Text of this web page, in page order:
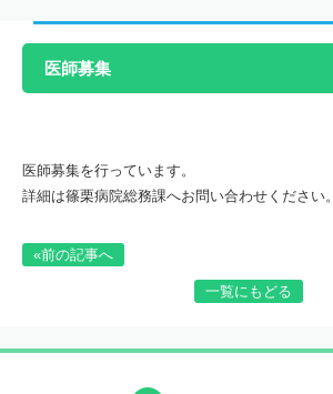
医師募集
医師募集を行っています。
詳細は篠栗病院総務課へお問い合わせください。
«前の記事へ
一覧にもどる